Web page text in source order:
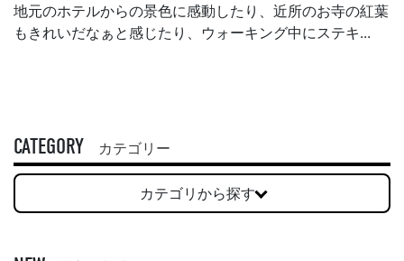
地元のホテルからの景色に感動したり、近所のお寺の紅葉
もきれいだなぁと感じたり、ウォーキング中にステキ...
CATEGORY カテゴリー
カテゴリから探す